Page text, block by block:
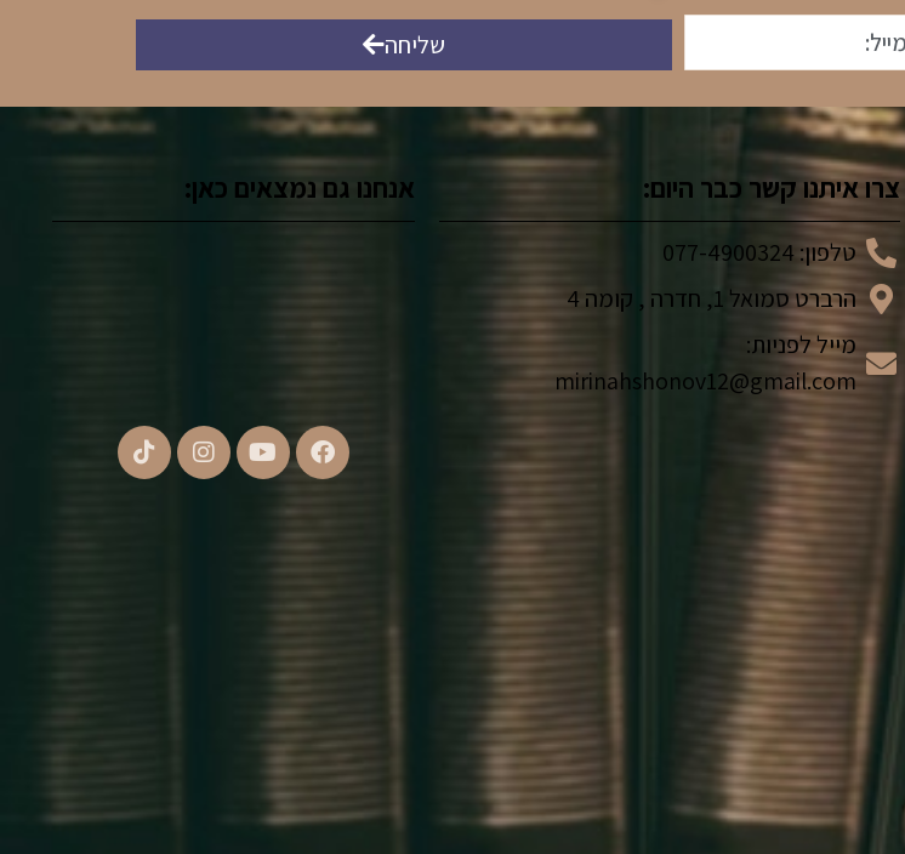
שליחה
צרו איתנו קשר כבר היום:
טלפון: 077-4900324
הרברט סמואל 1, חדרה , קומה 4
מייל לפניות:
mirinahshonov12@gmail.com
אנחנו גם נמצאים כאן: